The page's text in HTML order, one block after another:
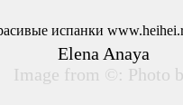
Elena Anaya
Image from ©: Photo